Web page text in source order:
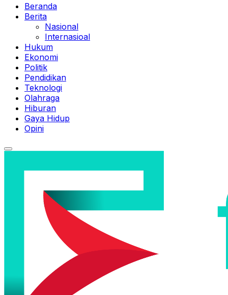
Beranda
Berita
Nasional
Internasioal
Hukum
Ekonomi
Politik
Pendidikan
Teknologi
Olahraga
Hiburan
Gaya Hidup
Opini